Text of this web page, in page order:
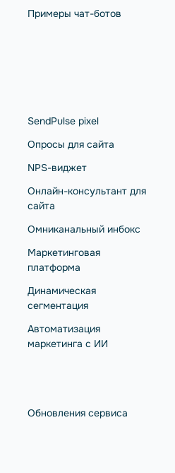
Примеры чат-ботов
SendPulse pixel
Опросы для сайта
NPS-виджет
Онлайн-консультант для
сайта
Омниканальный инбокс
Маркетинговая
платформа
Динамическая
сегментация
Автоматизация
маркетинга с ИИ
Обновления сервиса